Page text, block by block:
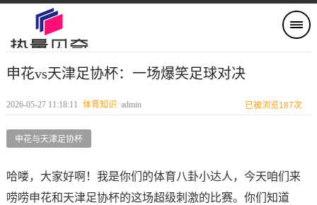
申花vs天津足协杯：一场爆笑足球对决
2026-05-27 11:18:11 体育知识 admin 已被浏览187次
申花与天津足协杯
哈喽，大家好啊！我是你们的体育八卦小达人，今天咱们来
唠唠申花和天津足协杯的这场超级刺激的比赛。你们知道